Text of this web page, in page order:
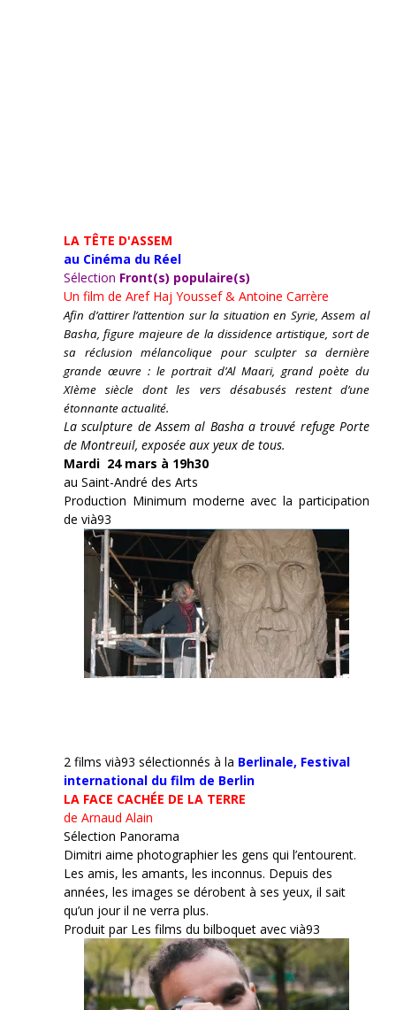
LA TÊTE D'ASSEM
au Cinéma du Réel
Sélection Front(s) populaire(s)
Un film de Aref Haj Youssef & Antoine Carrère
Afin d’attirer l’attention sur la situation en Syrie, Assem al
Basha, figure majeure de la dissidence artistique, sort de
sa réclusion mélancolique pour sculpter sa dernière
grande œuvre : le portrait d’Al Maari, grand poète du
XIème siècle dont les vers désabusés restent d’une
étonnante actualité.
La sculpture de Assem al Basha a trouvé refuge Porte
de Montreuil, exposée aux yeux de tous.
Mardi 24 mars à 19h30
au Saint-André des Arts
Production Minimum moderne avec la participation
de vià93
2 films vià93 sélectionnés à la Berlinale, Festival
international du film de Berlin
LA FACE CACHÉE DE LA TERRE
de Arnaud Alain
Sélection Panorama
Dimitri aime photographier les gens qui l’entourent.
Les amis, les amants, les inconnus. Depuis des
années, les images se dérobent à ses yeux, il sait
qu’un jour il ne verra plus.
Produit par Les films du bilboquet avec vià93